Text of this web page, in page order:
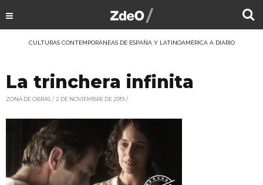
CULTURAS CONTEMPORÁNEAS DE ESPAÑA Y LATINOAMÉRICA A DIARIO
La trinchera infinita
ZONA DE OBRAS 2 DE NOVIEMBRE DE 2019